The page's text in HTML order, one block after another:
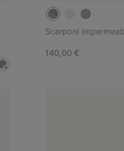
Scarponi
Regular price:
140,00 €